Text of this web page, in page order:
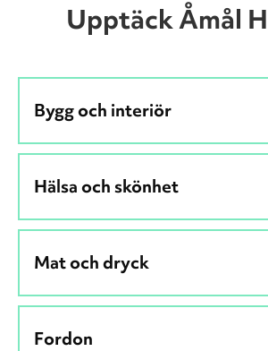
Upptäck Åmål
Bygg och interiör
Hälsa och skönhet
Mat och dryck
Fordon